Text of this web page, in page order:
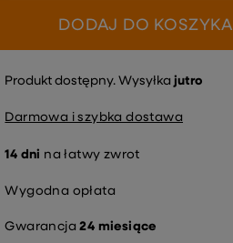
DODAJ DO KOSZYKA
Produkt dostępny Wysyłka jutro
Darmowa i szybka dostawa
14 dni na łatwy zwrot
Wygodna opłata
Gwarancja 24 miesiące